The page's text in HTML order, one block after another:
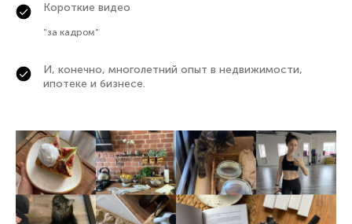
Короткие видео
"за кадром"
И, конечно, многолетний опыт в недвижимости,
ипотеке и бизнесе.